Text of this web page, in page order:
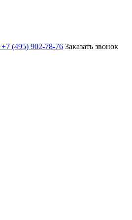
+7 (495) 902-78-76 Заказать звонок